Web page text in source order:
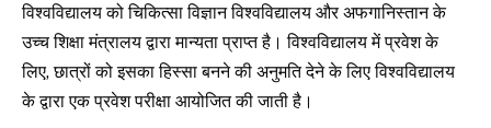
विश्वविद्यालय को चिकित्सा विज्ञान विश्वविद्यालय और अफगानिस्तान के
उच्च शिक्षा मंत्रालय द्वारा मान्यता प्राप्त है। विश्वविद्यालय में प्रवेश के
लिए, छात्रों को इसका हिस्सा बनने की अनुमति देने के लिए विश्वविद्यालय
के द्वारा एक प्रवेश परीक्षा आयोजित की जाती है।